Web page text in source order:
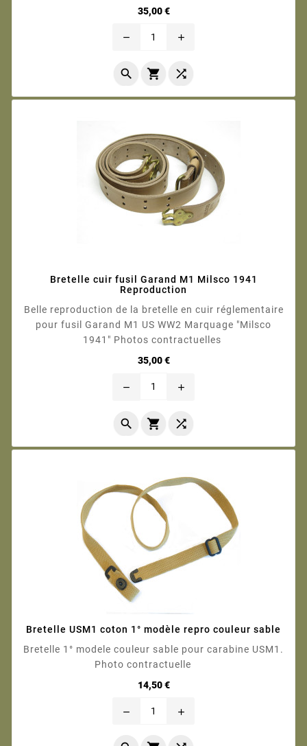
35,00 €Prix
remove add
  
Bretelle cuir fusil Garand M1 Milsco 1941
Reproduction
Belle reproduction de la bretelle en cuir réglementaire
pour fusil Garand M1 US WW2 Marquage "Milsco
1941" Photos contractuelles
35,00 €Prix
remove add
  
Bretelle USM1 coton 1° modèle repro couleur sable
Bretelle 1° modele couleur sable pour carabine USM1.
14,50 €Prix
remove add